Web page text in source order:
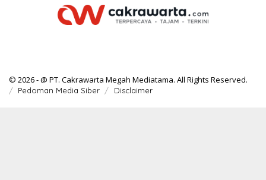
© 2026 - @ PT. Cakrawarta Megah Mediatama. All Rights Reserved.
Pedoman Media Siber Disclaimer